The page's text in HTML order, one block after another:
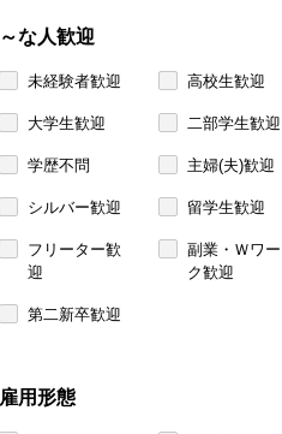
～な人歓迎
未経験者歓迎 高校生歓迎
大学生歓迎 二部学生歓迎
学歴不問 主婦(夫)歓迎
シルバー歓迎 留学生歓迎
フリーター歓
迎
副業・Ｗワー
ク歓迎
第二新卒歓迎
雇用形態